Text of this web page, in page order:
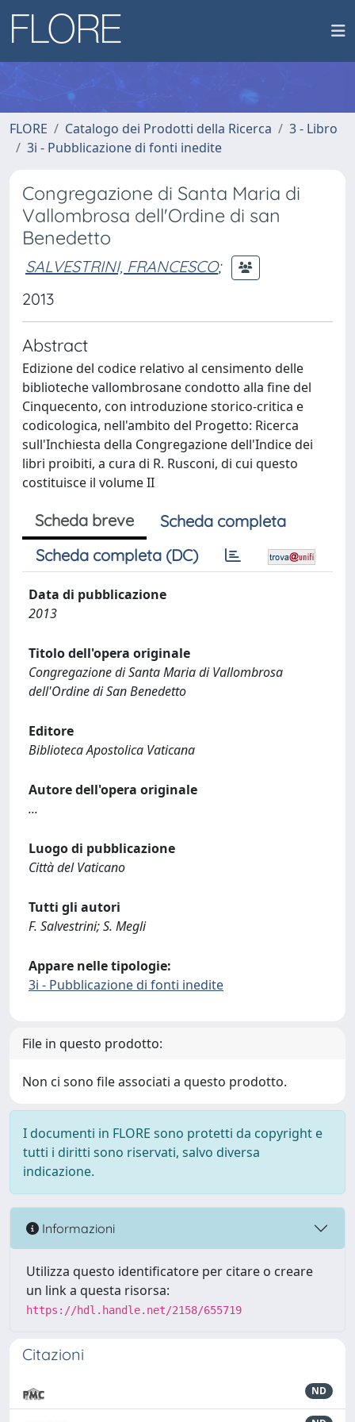
FLORE Catalogo dei Prodotti della Ricerca
3 - Libro
3i - Pubblicazione di fonti inedite
Congregazione di Santa Maria di
Vallombrosa dell'Ordine di san
Benedetto
SALVESTRINI, FRANCESCO;
2013
Abstract
Edizione del codice relativo al censimento delle
biblioteche vallombrosane condotto alla fine del
Cinquecento, con introduzione storico-critica e
codicologica, nell'ambito del Progetto: Ricerca
sull'Inchiesta della Congregazione dell'Indice dei
libri proibiti, a cura di R. Rusconi, di cui questo
costituisce il volume II
Scheda breve
Scheda completa
Scheda completa (DC)
Data di pubblicazione
2013
Titolo dell'opera originale
Congregazione di Santa Maria di Vallombrosa
dell'Ordine di San Benedetto
Editore
Biblioteca Apostolica Vaticana
Autore dell'opera originale
...
Luogo di pubblicazione
Città del Vaticano
Tutti gli autori
F. Salvestrini; S. Megli
Appare nelle tipologie:
3i - Pubblicazione di fonti inedite
File in questo prodotto:
Non ci sono file associati a questo prodotto.
I documenti in FLORE sono protetti da copyright e
tutti i diritti sono riservati, salvo diversa
indicazione.
Informazioni
Utilizza questo identificatore per citare o creare
un link a questa risorsa:
https://hdl.handle.net/2158/655719
Citazioni
ND